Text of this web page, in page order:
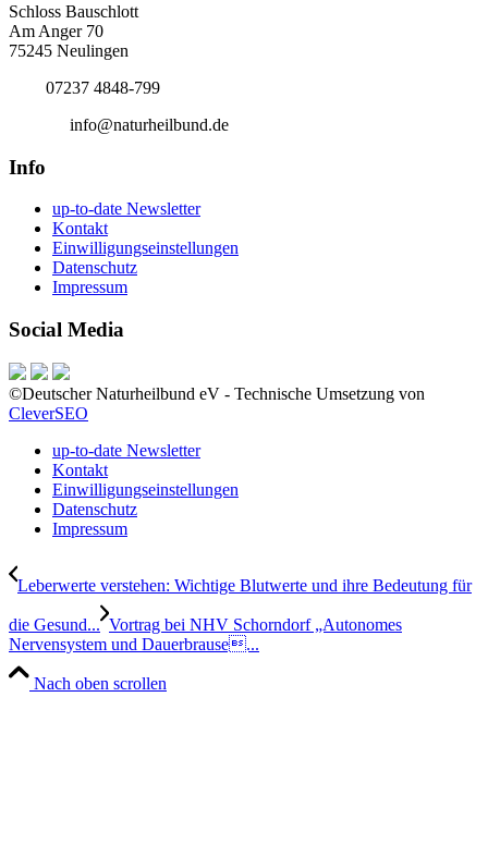
Schloss Bauschlott
Am Anger 70
75245 Neulingen
07237 4848-799
info@naturheilbund.de
Info
up-to-date Newsletter
Kontakt
Einwilligungseinstellungen
Datenschutz
Impressum
Social Media
©Deutscher Naturheilbund eV - Technische Umsetzung von
CleverSEO
up-to-date Newsletter
Kontakt
Einwilligungseinstellungen
Datenschutz
Impressum
Leberwerte verstehen: Wichtige Blutwerte und ihre Bedeutung für
die Gesund... Vortrag bei NHV Schorndorf „Autonomes
Nervensystem und Dauerbrause...
Nach oben scrollen